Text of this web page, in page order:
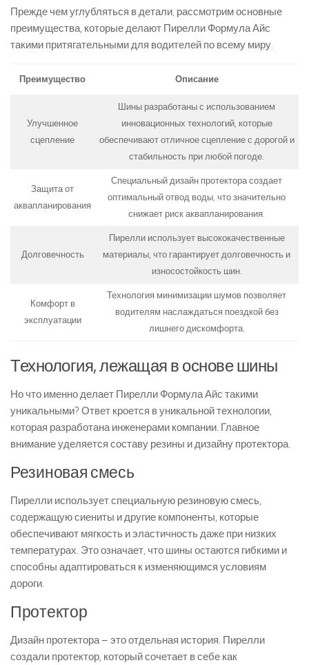
Прежде чем углубляться в детали, рассмотрим основные
преимущества, которые делают Пирелли Формула Айс
такими притягательными для водителей по всему миру.
Преимущество Описание
Улучшенное
сцепление
Шины разработаны с использованием
инновационных технологий, которые
обеспечивают отличное сцепление с дорогой и
стабильность при любой погоде.
Защита от
аквапланирования
Специальный дизайн протектора создает
оптимальный отвод воды, что значительно
снижает риск аквапланирования.
Долговечность
Пирелли использует высококачественные
материалы, что гарантирует долговечность и
износостойкость шин.
Комфорт в
эксплуатации
Технология минимизации шумов позволяет
водителям наслаждаться поездкой без
лишнего дискомфорта.
Технология, лежащая в основе шины
Но что именно делает Пирелли Формула Айс такими
уникальными? Ответ кроется в уникальной технологии,
которая разработана инженерами компании. Главное
внимание уделяется составу резины и дизайну протектора.
Резиновая смесь
Пирелли использует специальную резиновую смесь,
содержащую сиениты и другие компоненты, которые
обеспечивают мягкость и эластичность даже при низких
температурах. Это означает, что шины остаются гибкими и
способны адаптироваться к изменяющимся условиям
дороги.
Протектор
Дизайн протектора – это отдельная история. Пирелли
создали протектор, который сочетает в себе как